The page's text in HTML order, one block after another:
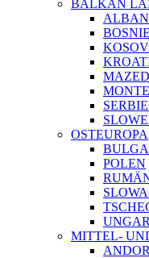
BALKAN
OSTEUROPA
POLEN
MITTEL-